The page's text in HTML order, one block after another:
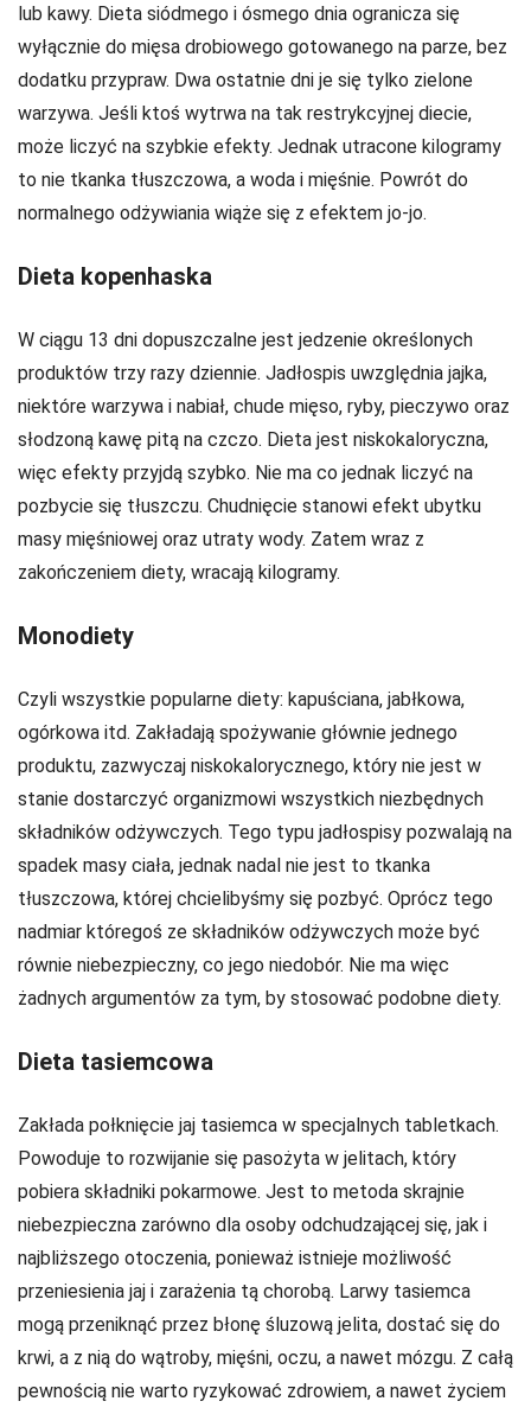
lub kawy. Dieta siódmego i ósmego dnia ogranicza się
wyłącznie do mięsa drobiowego gotowanego na parze, bez
dodatku przypraw. Dwa ostatnie dni je się tylko zielone
warzywa. Jeśli ktoś wytrwa na tak restrykcyjnej diecie,
może liczyć na szybkie efekty. Jednak utracone kilogramy
to nie tkanka tłuszczowa, a woda i mięśnie. Powrót do
normalnego odżywiania wiąże się z efektem jo-jo.
Dieta kopenhaska
W ciągu 13 dni dopuszczalne jest jedzenie określonych
produktów trzy razy dziennie. Jadłospis uwzględnia jajka,
niektóre warzywa i nabiał, chude mięso, ryby, pieczywo oraz
słodzoną kawę pitą na czczo. Dieta jest niskokaloryczna,
więc efekty przyjdą szybko. Nie ma co jednak liczyć na
pozbycie się tłuszczu. Chudnięcie stanowi efekt ubytku
masy mięśniowej oraz utraty wody. Zatem wraz z
zakończeniem diety, wracają kilogramy.
Monodiety
Czyli wszystkie popularne diety: kapuściana, jabłkowa,
ogórkowa itd. Zakładają spożywanie głównie jednego
produktu, zazwyczaj niskokalorycznego, który nie jest w
stanie dostarczyć organizmowi wszystkich niezbędnych
składników odżywczych. Tego typu jadłospisy pozwalają na
spadek masy ciała, jednak nadal nie jest to tkanka
tłuszczowa, której chcielibyśmy się pozbyć. Oprócz tego
nadmiar któregoś ze składników odżywczych może być
równie niebezpieczny, co jego niedobór. Nie ma więc
żadnych argumentów za tym, by stosować podobne diety.
Dieta tasiemcowa
Zakłada połknięcie jaj tasiemca w specjalnych tabletkach.
Powoduje to rozwijanie się pasożyta w jelitach, który
pobiera składniki pokarmowe. Jest to metoda skrajnie
niebezpieczna zarówno dla osoby odchudzającej się, jak i
najbliższego otoczenia, ponieważ istnieje możliwość
przeniesienia jaj i zarażenia tą chorobą. Larwy tasiemca
mogą przeniknąć przez błonę śluzową jelita, dostać się do
krwi, a z nią do wątroby, mięśni, oczu, a nawet mózgu. Z całą
pewnością nie warto ryzykować zdrowiem, a nawet życiem